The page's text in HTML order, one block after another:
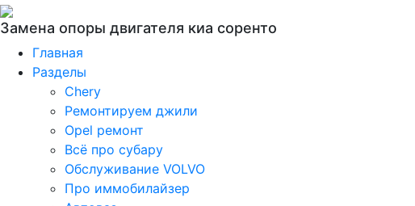
Замена опоры двигателя киа соренто
Главная
Разделы
Chery
Ремонтируем джили
Opel ремонт
Всё про субару
Обслуживание VOLVO
Про иммобилайзер